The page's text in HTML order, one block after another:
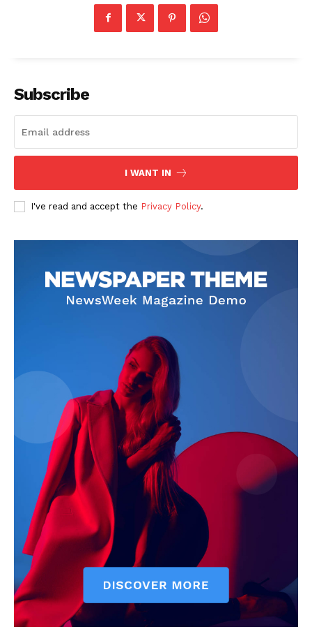
Subscribe
I WANT IN
I've read and accept the Privacy Policy.